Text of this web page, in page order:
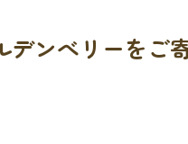
ンべリーをご